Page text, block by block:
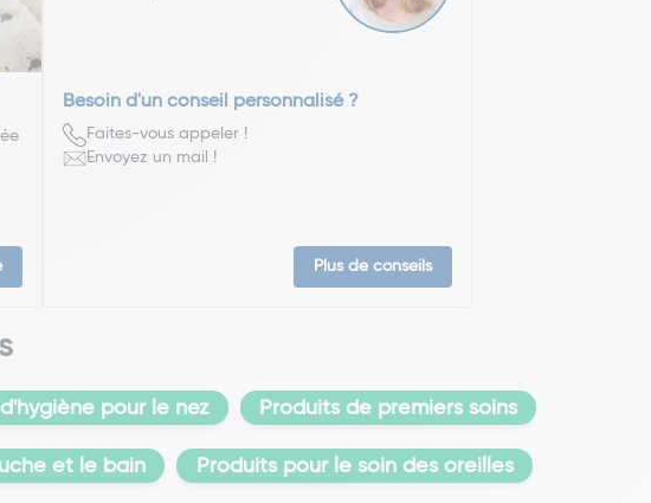
Besoin d'un conseil personnalisé ?
Faites-vous appeler !
Envoyez un mail !
Plus de conseils
pour le nez Produits de premiers soins
et le bain Produits pour le soin des oreilles